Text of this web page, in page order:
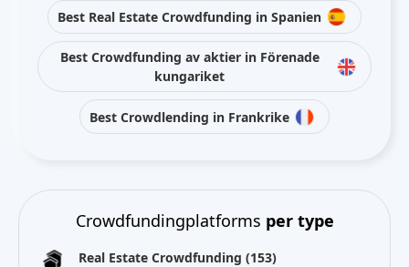
Best Real Estate Crowdfunding in Spanien
Best Crowdfunding av aktier in Förenade
kungariket
Best Crowdlending in Frankrike
Crowdfundingplatforms per type
Real Estate Crowdfunding (153)